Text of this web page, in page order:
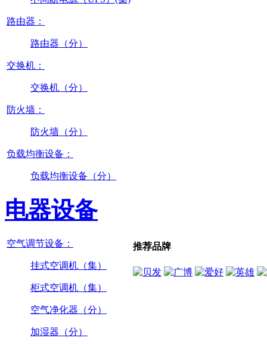
路由器：
路由器（分）
交换机：
交换机（分）
防火墙：
防火墙（分）
负载均衡设备：
负载均衡设备（分）
电器设备
空气调节设备：
挂式空调机（集）
柜式空调机（集）
空气净化器（分）
加湿器（分）
推荐品牌